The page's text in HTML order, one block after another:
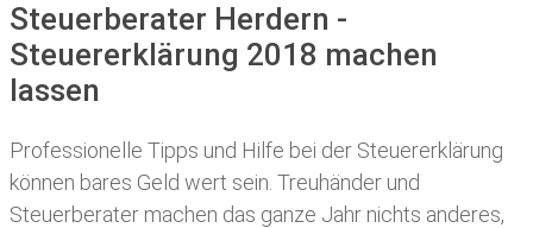
Steuerberater Herdern -
Steuererklärung 2018 machen
lassen
Professionelle Tipps und Hilfe bei der Steuererklärung
können bares Geld wert sein. Treuhänder und
Steuerberater machen das ganze Jahr nichts anderes,